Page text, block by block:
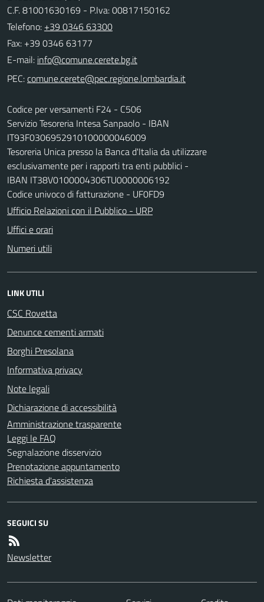
C.F. 81001630169 - P.Iva: 00817150162
Telefono: +39 0346 63300
Fax: +39 0346 63177
E-mail:
PEC:
Codice per versamenti F24 - C506
Servizio Tesoreria Intesa Sanpaolo - IBAN
IT93F0306952910100000046009
Tesoreria Unica presso la Banca d'Italia da utilizzare
esclusivamente per i rapporti tra enti pubblici -
IBAN IT38V0100004306TU0000006192
Codice univoco di fatturazione - UF0FD9
Ufficio Relazioni con il Pubblico - URP
Uffici e orari
Numeri utili
LINK UTILI
CSC Rovetta
Denunce cementi armati
Borghi Presolana
Informativa privacy
Note legali
Dichiarazione di accessibilità
Amministrazione trasparente
Leggi le FAQ
Segnalazione disservizio
Prenotazione appuntamento
Richiesta d'assistenza
SEGUICI SU
Newsletter